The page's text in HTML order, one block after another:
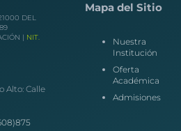
DEL
| NIT.
Alto: Calle
Mapa del Sitio
Nuestra
Institución
Oferta
Académica
Admisiones